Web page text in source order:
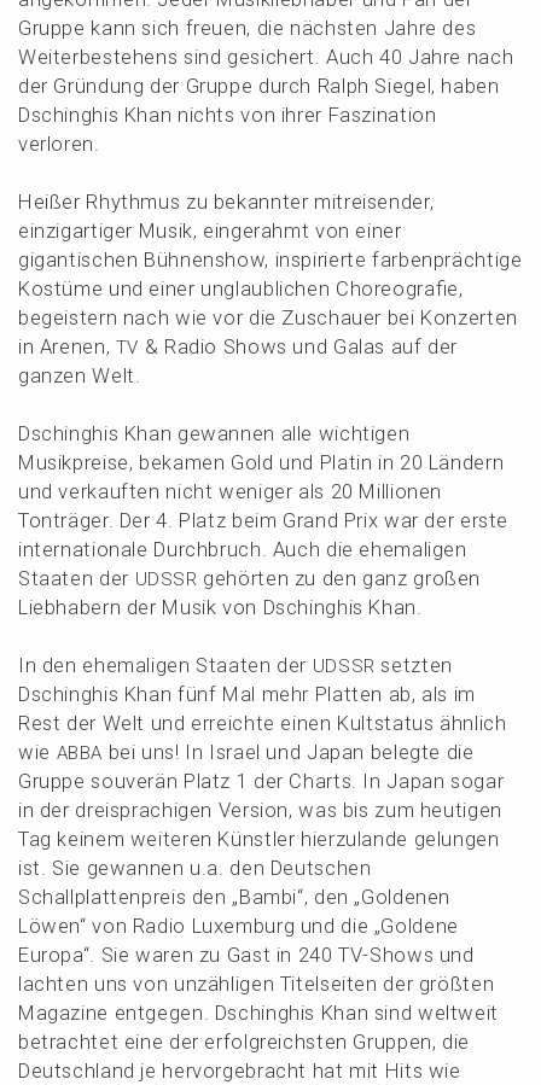
Gruppe kann sich freuen, die nächs­ten Jahre des
Weiter­be­stehens sind gesichert. Auch 40 Jahre nach
der Gründung der Gruppe durch Ralph Siegel, haben
Dschinghis Khan nichts von ihrer Faszi­na­ti­on
verloren.
Heißer Rhyth­mus zu bekann­ter mitrei­sen­der,
einzig­ar­ti­ger Musik, einge­rahmt von einer
gigan­ti­schen Bühnen­show, inspi­rier­te farben­präch­ti­ge
Kostü­me und einer unglaub­li­chen Choreo­gra­fie,
begeis­tern nach wie vor die Zuschau­er bei Konzer­ten
in Arenen, TV & Radio Shows und Galas auf der
ganzen Welt.
Dschinghis Khan gewan­nen alle wichti­gen
Musik­prei­se, bekamen Gold und Platin in 20 Ländern
und verkauf­ten nicht weniger als 20 Millio­nen
Tonträ­ger. Der 4. Platz beim Grand Prix war der erste
inter­na­tio­na­le Durch­bruch. Auch die ehema­li­gen
Staaten der UDSSR gehör­ten zu den ganz großen
Liebha­bern der Musik von Dschinghis Khan.
In den ehema­li­gen Staaten der UDSSR setzten
Dschinghis Khan fünf Mal mehr Platten ab, als im
Rest der Welt und erreich­te einen Kultsta­tus ähnlich
wie ABBA bei uns! In Israel und Japan beleg­te die
Gruppe souve­rän Platz 1 der Charts. In Japan sogar
in der dreispra­chi­gen Versi­on, was bis zum heuti­gen
Tag keinem weite­ren Künst­ler hierzu­lan­de gelun­gen
ist. Sie gewan­nen u.a. den Deutschen
Schall­plat­ten­preis den „Bambi“, den „Golde­nen
Löwen“ von Radio Luxem­burg und die „Golde­ne
Europa“. Sie waren zu Gast in 240 TV-Shows und
lachten uns von unzäh­li­gen Titel­sei­ten der größten
Magazi­ne entge­gen. Dschinghis Khan sind weltweit
betrach­tet eine der erfolg­reichs­ten Gruppen, die
Deutsch­land je hervor­ge­bracht hat mit Hits wie